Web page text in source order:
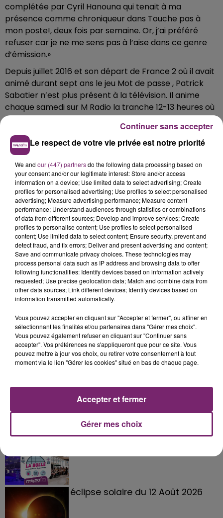
complétée par Cyril Hanouna qui tenait à ma
présence comme chroniqueur dans Touche pas à
mon poste!, deux fois par semaine. Or, j’ai préféré
refuser car je ne me sens pas à l’aise dans ce genre
d’émission.»
Depuis juillet 2016 et son départ de France 2 où il avait
animé durant sept ans le jeu Mot de passe , Patrick
Sabatier n’est plus présent à la télévision. Il anime
chaque samedi sur M Radio la tranche 12-13 heures où
il interviewe des personnalités.
La Bulle - Guinguette éphémère
de Frelinghien !
éclipse solaire du 12 Août 2026
Le respect de votre vie privée est notre priorité
We and our (447) partnersdo the following data processing based on
your consent and/or our legitimate interest: Store and/or access
information on a device; Use limited data to select advertising; Create
profiles for personalised advertising; Use profiles to select personalised
advertising; Measure advertising performance; Measure content
performance; Understand audiences through statistics or combinations
of data from different sources; Develop and improve services; Create
profiles to personalise content; Use profiles to select personalised
content; Use limited data to select content; Ensure security, prevent and
detect fraud, and fix errors; Deliver and present advertising and content;
Save and communicate privacy choices. These technologies may
process personal data such as IP address and browsing data to offer
following functionalities: Identify devices based on information actively
requested; Use precise geolocation data; Match and combine data from
other data sources; Link different devices; Identify devices based on
information transmitted automatically.
Vous pouvez accepter en cliquant sur "Accepter et fermer", ou affiner en
sélectionnant les finalités et/ou partenaires dans "Gérer mes choix".
Vous pouvez également refuser en cliquant sur "Continuer sans
accepter". Vos préférences ne s'appliqueront que pour ce site. Vous
pouvez mettre à jour vos choix, ou retirer votre consentement à tout
moment via le lien "Gérer les cookies" situé en bas de chaque page.
Gérer mes choix
Accepter et fermer
Continuer sans accepter